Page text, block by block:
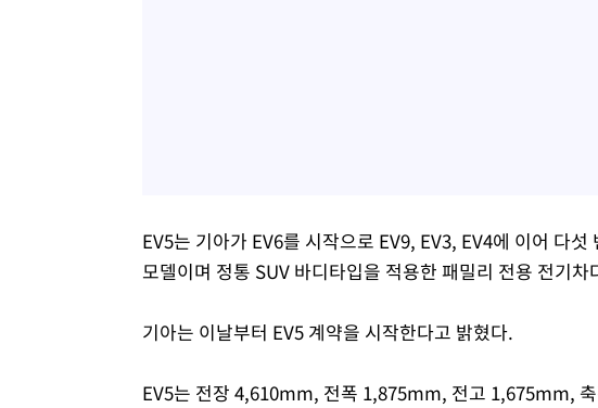
EV5는 기아가 EV6를 시작으로 EV9, EV3, EV4에 이어 다
모델이며 정통 SUV 바디타입을 적용한 패밀리 전용 전기차
기아는 이날부터 EV5 계약을 시작한다고 밝혔다.
EV5는 전장 4,610mm, 전폭 1,875mm, 전고 1,675mm,